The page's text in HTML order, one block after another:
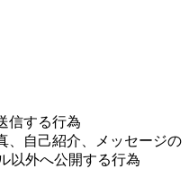
信する行為
、自己紹介、メッセージの
以外へ公開する行為